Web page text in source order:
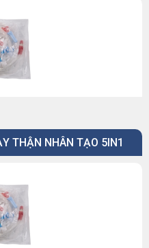
THẬN NHÂN TẠO 5IN1